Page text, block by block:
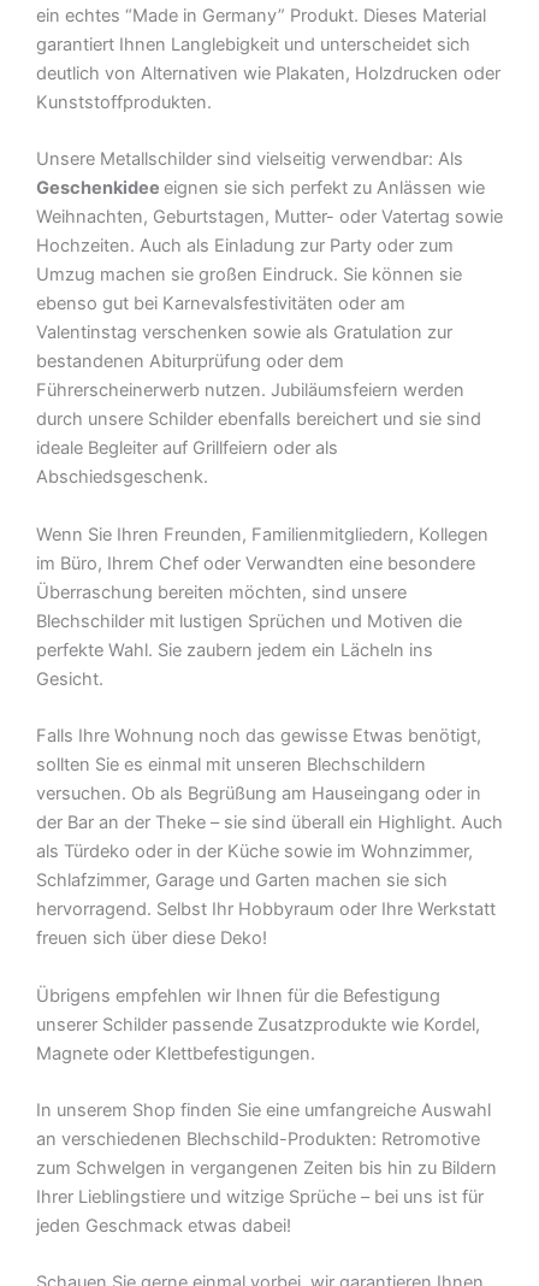
ein echtes “Made in Germany” Produkt. Dieses Material
garantiert Ihnen Langlebigkeit und unterscheidet sich
deutlich von Alternativen wie Plakaten, Holzdrucken oder
Kunststoffprodukten.
Unsere Metallschilder sind vielseitig verwendbar: Als
Geschenkidee eignen sie sich perfekt zu Anlässen wie
Weihnachten, Geburtstagen, Mutter- oder Vatertag sowie
Hochzeiten. Auch als Einladung zur Party oder zum
Umzug machen sie großen Eindruck. Sie können sie
ebenso gut bei Karnevalsfestivitäten oder am
Valentinstag verschenken sowie als Gratulation zur
bestandenen Abiturprüfung oder dem
Führerscheinerwerb nutzen. Jubiläumsfeiern werden
durch unsere Schilder ebenfalls bereichert und sie sind
ideale Begleiter auf Grillfeiern oder als
Abschiedsgeschenk.
Wenn Sie Ihren Freunden, Familienmitgliedern, Kollegen
im Büro, Ihrem Chef oder Verwandten eine besondere
Überraschung bereiten möchten, sind unsere
Blechschilder mit lustigen Sprüchen und Motiven die
perfekte Wahl. Sie zaubern jedem ein Lächeln ins
Gesicht.
Falls Ihre Wohnung noch das gewisse Etwas benötigt,
sollten Sie es einmal mit unseren Blechschildern
versuchen. Ob als Begrüßung am Hauseingang oder in
der Bar an der Theke – sie sind überall ein Highlight. Auch
als Türdeko oder in der Küche sowie im Wohnzimmer,
Schlafzimmer, Garage und Garten machen sie sich
hervorragend. Selbst Ihr Hobbyraum oder Ihre Werkstatt
freuen sich über diese Deko!
Übrigens empfehlen wir Ihnen für die Befestigung
unserer Schilder passende Zusatzprodukte wie Kordel,
Magnete oder Klettbefestigungen.
In unserem Shop finden Sie eine umfangreiche Auswahl
an verschiedenen Blechschild-Produkten: Retromotive
zum Schwelgen in vergangenen Zeiten bis hin zu Bildern
Ihrer Lieblingstiere und witzige Sprüche – bei uns ist für
jeden Geschmack etwas dabei!